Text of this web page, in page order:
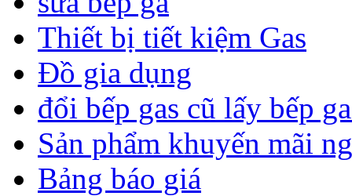
Thiết bị tiết kiệm Gas
Đồ gia dụng
đổi bếp gas cũ lấy bếp
Sản phẩm khuyến mãi
Bảng báo giá